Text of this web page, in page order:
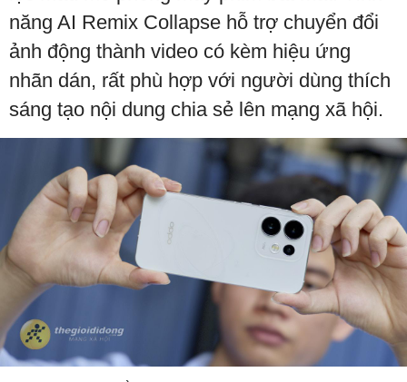
năng AI Remix Collapse hỗ trợ chuyển đổi
ảnh động thành video có kèm hiệu ứng
nhãn dán, rất phù hợp với người dùng thích
sáng tạo nội dung chia sẻ lên mạng xã hội.